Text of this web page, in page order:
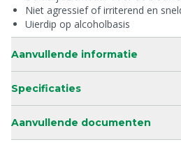
Niet agressief of irriterend en
Uierdip op alcoholbasis
Aanvullende informatie
Specificaties
Aanvullende documenten